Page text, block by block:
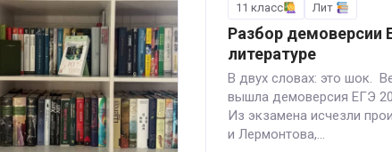
11 класс
Лит
Разбор демоверсии
литературе
В двух словах: это шок.
вышла демоверсия ЕГЭ
Из экзамена исчезли
и Лермонтова,...